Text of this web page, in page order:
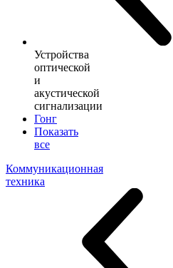
Устройства
оптической
и
акустической
сигнализации
Гонг
Показать
все
Коммуникационная
техника